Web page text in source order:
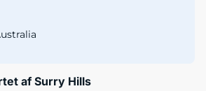
af Surry Hills